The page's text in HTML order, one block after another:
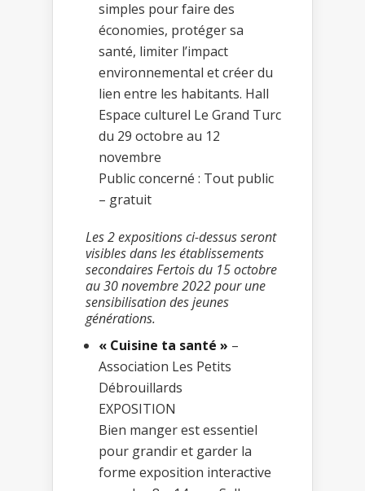
simples pour faire des
économies, protéger sa
santé, limiter l’impact
environnemental et créer du
lien entre les habitants. Hall
Espace culturel Le Grand Turc
du 29 octobre au 12
novembre
Public concerné : Tout public
– gratuit
Les 2 expositions ci-dessus seront
visibles dans les établissements
secondaires Fertois du 15 octobre
au 30 novembre 2022 pour une
sensibilisation des jeunes
générations.
« Cuisine ta santé » –
Association Les Petits
Débrouillards
EXPOSITION
Bien manger est essentiel
pour grandir et garder la
forme exposition interactive